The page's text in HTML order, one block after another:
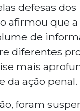
defesas
afirmou que
de
diferentes
mais
da ação penal.
foram